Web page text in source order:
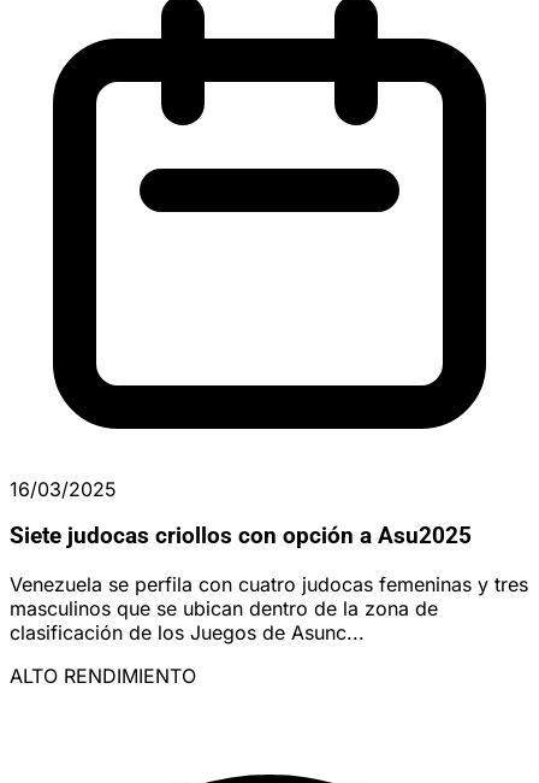
16/03/2025
Siete judocas criollos con opción a Asu2025
Venezuela se perfila con cuatro judocas femeninas y tres
masculinos que se ubican dentro de la zona de
clasificación de los Juegos de Asunc...
ALTO RENDIMIENTO